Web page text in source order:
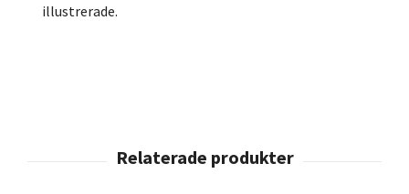
illustrerade.